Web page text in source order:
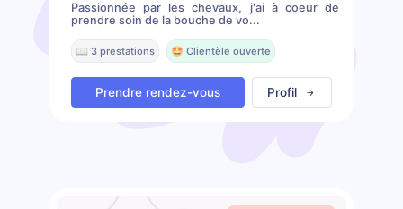
Passionnée par les chevaux, j'ai à coeur de
prendre soin de la bouche de vo...
📖 3 prestations 🤩 Clientèle ouverte
Prendre rendez-vous Profil